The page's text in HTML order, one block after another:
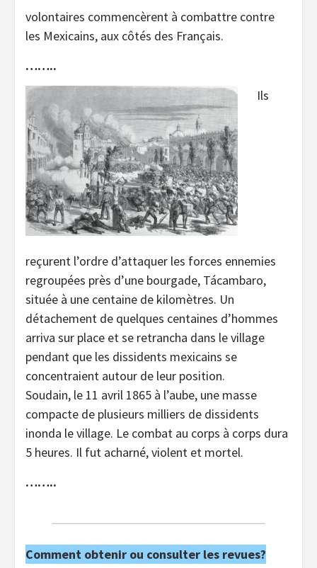
volontaires commencèrent à combattre contre
les Mexicains, aux côtés des Français.
……..
Ils
reçurent l’ordre d’attaquer les forces ennemies
regroupées près d’une bourgade, Tácambaro,
située à une centaine de kilomètres. Un
détachement de quelques centaines d’hommes
arriva sur place et se retrancha dans le village
pendant que les dissidents mexicains se
concentraient autour de leur position.
Soudain, le 11 avril 1865 à l’aube, une masse
compacte de plusieurs milliers de dissidents
inonda le village. Le combat au corps à corps dura
5 heures. Il fut acharné, violent et mortel.
……..
Comment obtenir ou consulter les revues?